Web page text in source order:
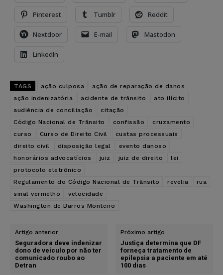
Pinterest Tumblr Reddit
Nextdoor E-mail Mastodon
LinkedIn
TAGS ação culposa
ação de reparação de danos
ação indenizatória
acidente de trânsito
ato ilícito
audiência de conciliação
citação
Código Nacional de Trânsito
confissão
cruzamento
curso
Curso de Direito Civil
custas processuais
direito civil
disposição legal
evento danoso
honorários advocatícios
juiz juiz de direito
lei
protocolo eletrônico
Regulamento do Código Nacional de Trânsito
revelia
rua
sinal vermelho
velocidade
Washington de Barros Monteiro
Artigo anterior
Seguradora deve indenizar
dono de veículo por não ter
comunicado roubo ao
Detran
Próximo artigo
Justiça determina que DF
forneça tratamento de
epilepsia a paciente em até
100 dias